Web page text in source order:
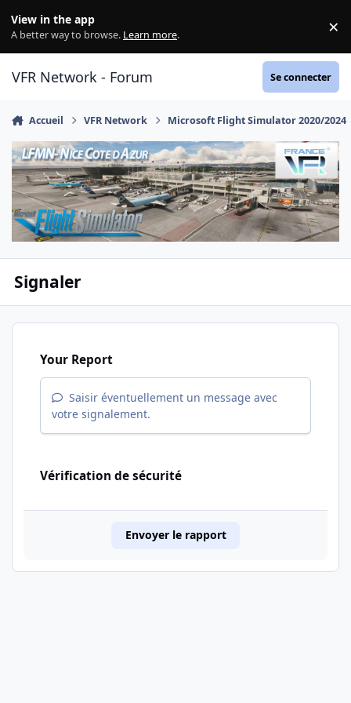
View in the app
A better way to browse. Learn more. ×
VFR Network - Forum Se connecter
Accueil VFR Network Microsoft Flight Simulator 2020/2024
Signaler
Your Report
Saisir éventuellement un message avec
votre signalement.
Vérification de sécurité
Envoyer le rapport